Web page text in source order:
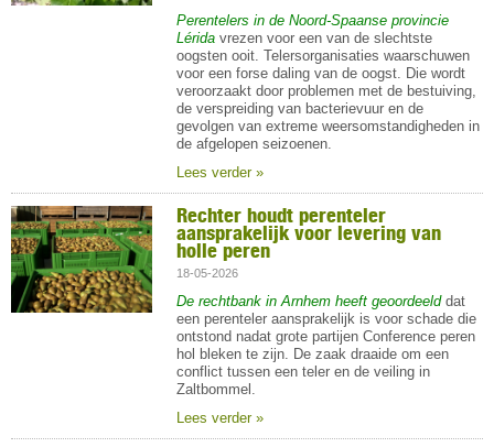
Perentelers in de Noord-Spaanse provincie
Léridavrezen voor een van de slechtste
oogsten ooit. Telersorganisaties waarschuwen
voor een forse daling van de oogst. Die wordt
veroorzaakt door problemen met de bestuiving,
de verspreiding van bacterievuur en de
gevolgen van extreme weersomstandigheden in
de afgelopen seizoenen.
Lees verder »
Rechter houdt perenteler
aansprakelijk voor levering van
holle peren
18-05-2026
De rechtbank in Arnhem heeft geoordeelddat
een perenteler aansprakelijk is voor schade die
ontstond nadat grote partijen Conference peren
hol bleken te zijn. De zaak draaide om een
conflict tussen een teler en de veiling in
Zaltbommel.
Lees verder »